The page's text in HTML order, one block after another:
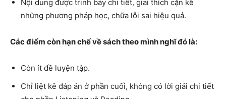
Nội dung được trình bày chi tiết, giải thích cặn kẽ
những phương pháp học, chữa lỗi sai hiệu quả.
Các điểm còn hạn chế về sách theo mình nghĩ đó là:
Còn ít đề luyện tập.
Chỉ liệt kê đáp án ở phần cuối, không có lời giải chi tiết